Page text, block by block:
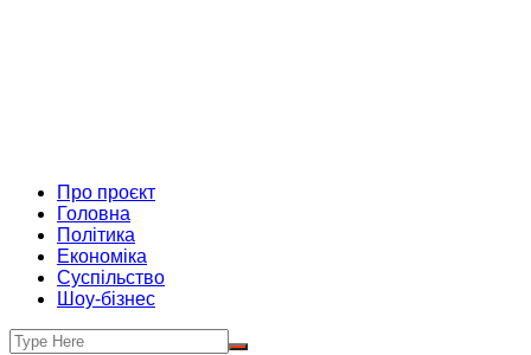
Про проєкт
Головна
Політика
Економіка
Суспільство
Шоу-бізнес